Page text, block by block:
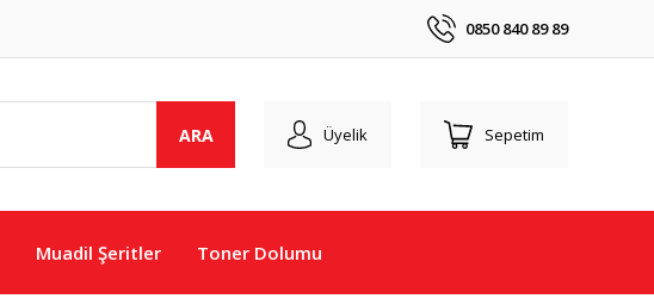
0850 840 89 89
ARA Üyelik Sepetim
Muadil Şeritler Toner Dolumu